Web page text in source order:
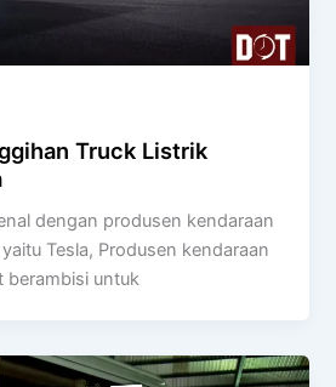
Truck Listrik
dengan produsen kendaraan
Tesla, Produsen kendaraan
berambisi untuk